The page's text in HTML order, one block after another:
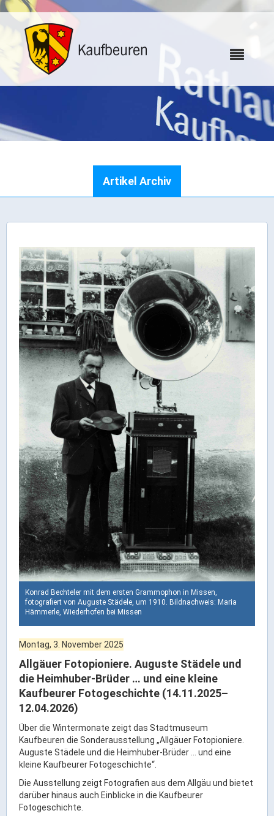
Wo erledige ich was
Rathaus Digital
Bauflächen & Förderung
Öffnungszeiten / Terminvereinbarung
Kontakt
Wetter & Unwetter
Internet Portale
Kaufbeuren Maps
Stadtrat & Verwaltung
Oberbürgermeister
Bürgermeister / Bürgermeisterin
Stadtrat & Sitzungen
Beauftragte des Stadtrats
Abteilungen & Sachgebiete
Ortsrecht & Bekanntmachungen
Bauleitplanung & Stadtentwicklung
Stellenangebote
Haushaltsplan
Wahlen
Stadt & Freizeit
Bildung & Erziehung
Heiraten in Kaufbeuren
Stadtgeschichte & -teile
Freizeiteinrichtungen
Partnerstädte
Artikel Archiv
Konrad Bechteler mit dem ersten Grammophon in Missen,
fotografiert von Auguste Städele, um 1910. Bildnachweis: Maria
Hämmerle, Wiederhofen bei Missen
Montag, 3. November 2025
Allgäuer Fotopioniere. Auguste Städele und
die Heimhuber-Brüder … und eine kleine
Kaufbeurer Fotogeschichte (14.11.2025–
12.04.2026)
Über die Wintermonate zeigt das Stadtmuseum
Kaufbeuren die Sonderausstellung „Allgäuer Fotopioniere.
Auguste Städele und die Heimhuber-Brüder … und eine
kleine Kaufbeurer Fotogeschichte“.
Die Ausstellung zeigt Fotografien aus dem Allgäu und bietet
darüber hinaus auch Einblicke in die Kaufbeurer
Fotogeschichte.